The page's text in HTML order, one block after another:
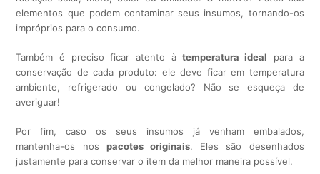
elementos que podem contaminar seus insumos, tornando-os
impróprios para o consumo.
Também é preciso ficar atento àtemperatura ideal para a
conservação de cada produto: ele deve ficar em temperatura
ambiente, refrigerado ou congelado? Não se esqueça de
averiguar!
Por fim, caso os seus insumos já venham embalados,
mantenha-os nos pacotes originais. Eles são desenhados
justamente para conservar o item da melhor maneira possível.